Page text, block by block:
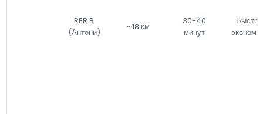
RER B
(Антони)
~ 18 км
30-40
минут